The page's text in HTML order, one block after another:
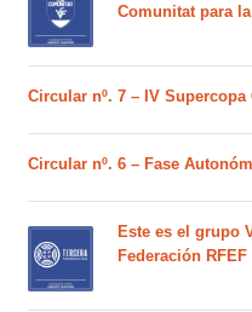
Comunitat para
Circular nº. 7 – IV
Circular nº. 6 – Fase
Este es el grupo
Federación RFEF